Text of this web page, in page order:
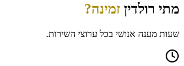
מתי רולדין זמינה?
שעות מענה אנושי בכל ערוצי השירות.